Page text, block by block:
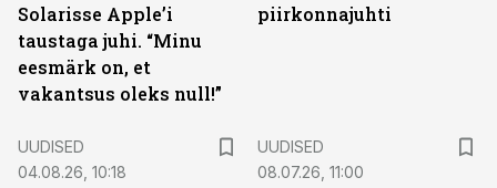
Solarisse Apple’i
taustaga juhi. “Minu
eesmärk on, et
vakantsus oleks null!”
piirkonnajuhti
UUDISED
04.08.26, 10:18
UUDISED
08.07.26, 11:00